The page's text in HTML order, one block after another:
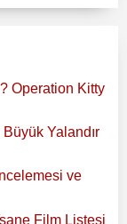
Operation Kitty
Yalandır
ve
Film Listesi